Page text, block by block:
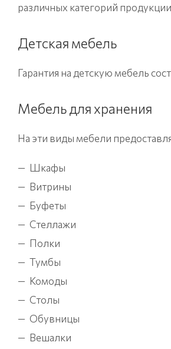
различных категорий
Детская мебель
Гарантия на детскую мебель
Мебель для хранения
На эти виды мебели
Шкафы
Витрины
Буфеты
Стеллажи
Полки
Тумбы
Комоды
Столы
Обувницы
Вешалки